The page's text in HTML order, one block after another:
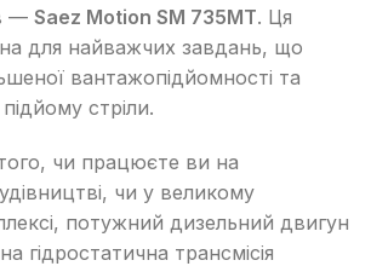
— Saez Motion SM 735MT. Ця
для найважчих завдань, що
вантажопідйомності та
стріли.
чи працюєте ви на
чи у великому
потужний дизельний двигун
гідростатична трансмісія